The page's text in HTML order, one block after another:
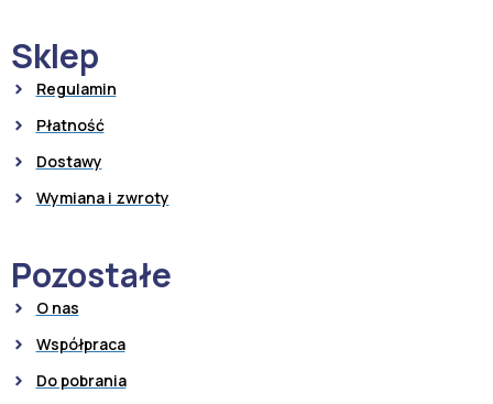
Sklep
Regulamin
Płatność
Dostawy
Wymiana i zwroty
Pozostałe
O nas
Współpraca
Do pobrania